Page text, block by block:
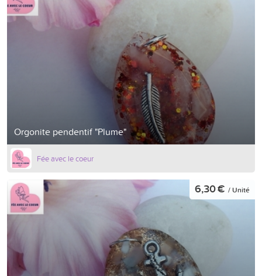
Orgonite pendentif "Plume"
Fée avec le coeur
6,30 € / Unité